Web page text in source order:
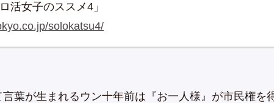
活女子のススメ4」
solokatsu4/
言葉が生まれるウン十年前は『お一人様』が市民権を